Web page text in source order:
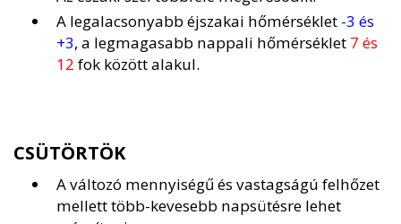
A legalacsonyabb éjszakai hőmérséklet -3 és
+3, a legmagasabb nappali hőmérséklet 7 és
12 fok között alakul.
CSÜTÖRTÖK
A változó mennyiségű és vastagságú felhőzet
mellett több-kevesebb napsütésre lehet